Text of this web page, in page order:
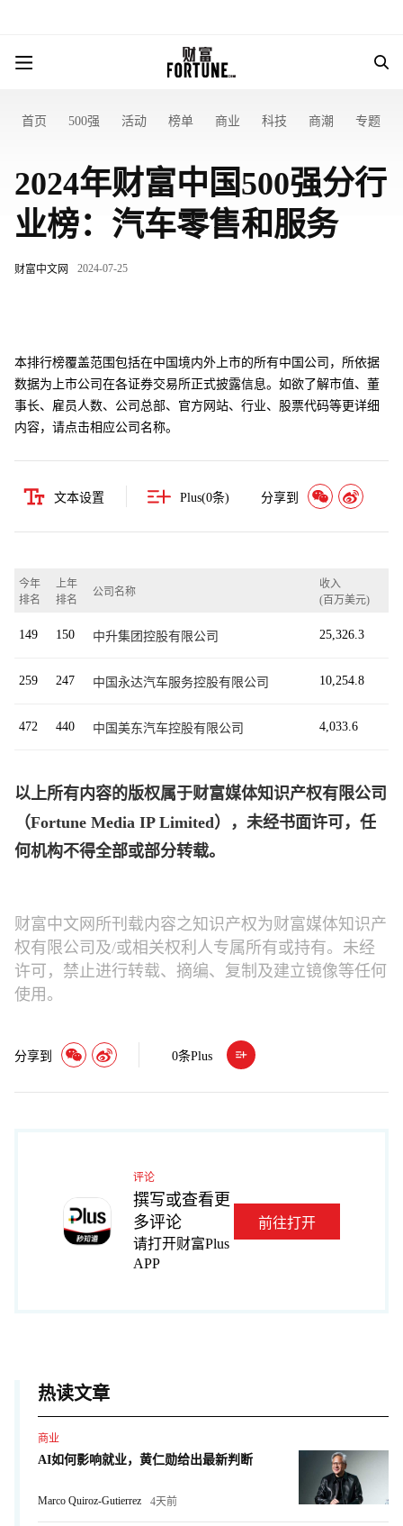
首页 500强 活动 榜单 商业 科技 商潮 专题
2024年财富中国500强分行
业榜：汽车零售和服务
财富中文网 2024-07-25
本排行榜覆盖范围包括在中国境内外上市的所有中国公司，所依据
数据为上市公司在各证券交易所正式披露信息。如欲了解市值、董
事长、雇员人数、公司总部、官方网站、行业、股票代码等更详细
内容，请点击相应公司名称。
文本设置 Plus(0条) 分享到
今年
排名
上年
排名
公司名称
收入
(百万美元)
149 150 中升集团控股有限公司 25,326.3
259 247 中国永达汽车服务控股有限公司 10,254.8
472 440 中国美东汽车控股有限公司 4,033.6
以上所有内容的版权属于财富媒体知识产权有限公司
（Fortune Media IP Limited），未经书面许可，任
何机构不得全部或部分转载。
财富中文网所刊载内容之知识产权为财富媒体知识产
权有限公司及/或相关权利人专属所有或持有。未经
许可，禁止进行转载、摘编、复制及建立镜像等任何
使用。
分享到 0条Plus
评论
撰写或查看更
多评论
请打开财富Plus
APP
前往打开
热读文章
商业
AI如何影响就业，黄仁勋给出最新判断
Marco Quiroz-Gutierrez 4天前